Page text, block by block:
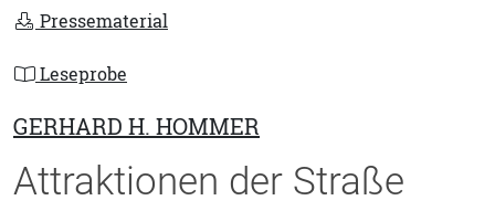
Pressematerial
Leseprobe
GERHARD H. HOMMER
Attraktionen der Straße